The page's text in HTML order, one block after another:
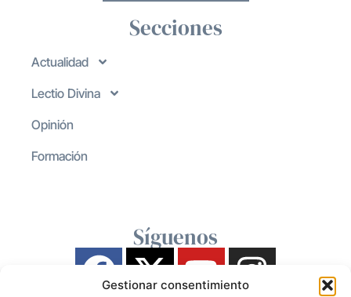
Gestionar consentimiento
Secciones
Actualidad
Lectio Divina
Opinión
Formación
Síguenos